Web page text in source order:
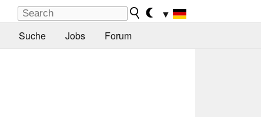
▼
Suche Jobs Forum